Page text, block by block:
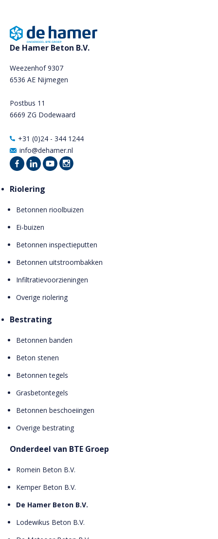
De Hamer Beton B.V.
Weezenhof 9307
6536 AE Nijmegen
Postbus 11
6669 ZG Dodewaard
+31 (0)24 - 344 1244
info@dehamer.nl
Riolering
Betonnen rioolbuizen
Ei-buizen
Betonnen inspectieputten
Betonnen uitstroombakken
Infiltratievoorzieningen
Overige riolering
Bestrating
Betonnen banden
Beton stenen
Betonnen tegels
Grasbetontegels
Betonnen beschoeiingen
Overige bestrating
Onderdeel van BTE Groep
Romein Beton B.V.
Kemper Beton B.V.
De Hamer Beton B.V.
Lodewikus Beton B.V.